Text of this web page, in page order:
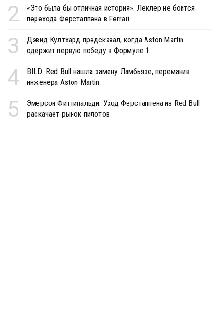
2
«Это была бы отличная история». Леклер не боится
перехода Ферстаппена в Ferrari
3
Дэвид Култхард предсказал, когда Aston Martin
одержит первую победу в Формуле 1
4
BILD: Red Bull нашла замену Ламбьязе, переманив
инженера Aston Martin
5
Эмерсон Фиттипальди: Уход Ферстаппена из Red Bull
раскачает рынок пилотов